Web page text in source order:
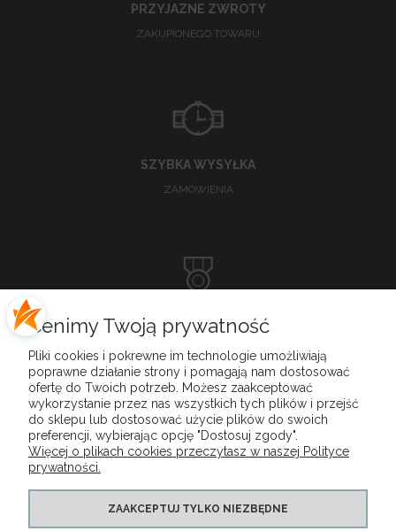
PRZYJAZNE ZWROTY
ZAKUPIONEGO TOWARU
SZYBKA WYSYŁKA
ZAMÓWIENIA
DOSKONAŁA
MENU
PŁATNOŚCI I DOSTAWA
Cenimy Twoją prywatność
Pliki cookies i pokrewne im technologie umożliwiają
poprawne działanie strony i pomagają nam dostosować
ofertę do Twoich potrzeb. Możesz zaakceptować
wykorzystanie przez nas wszystkich tych plików i przejść
do sklepu lub dostosować użycie plików do swoich
preferencji, wybierając opcję "Dostosuj zgody".
Więcej o plikach cookies przeczytasz w naszej Polityce
prywatności.
ZAAKCEPTUJ TYLKO NIEZBĘDNE